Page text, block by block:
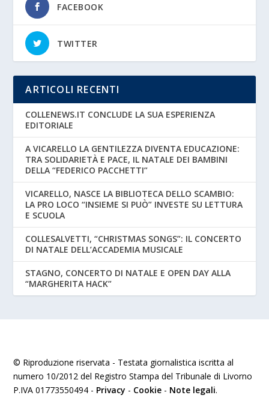
FACEBOOK
TWITTER
ARTICOLI RECENTI
COLLENEWS.IT CONCLUDE LA SUA ESPERIENZA
EDITORIALE
A VICARELLO LA GENTILEZZA DIVENTA EDUCAZIONE:
TRA SOLIDARIETÀ E PACE, IL NATALE DEI BAMBINI
DELLA “FEDERICO PACCHETTI”
VICARELLO, NASCE LA BIBLIOTECA DELLO SCAMBIO:
LA PRO LOCO “INSIEME SI PUÒ” INVESTE SU LETTURA
E SCUOLA
COLLESALVETTI, “CHRISTMAS SONGS”: IL CONCERTO
DI NATALE DELL’ACCADEMIA MUSICALE
STAGNO, CONCERTO DI NATALE E OPEN DAY ALLA
“MARGHERITA HACK”
© Riproduzione riservata - Testata giornalistica iscritta al
numero 10/2012 del Registro Stampa del Tribunale di Livorno
P.IVA 01773550494 - Privacy - Cookie - Note legali.